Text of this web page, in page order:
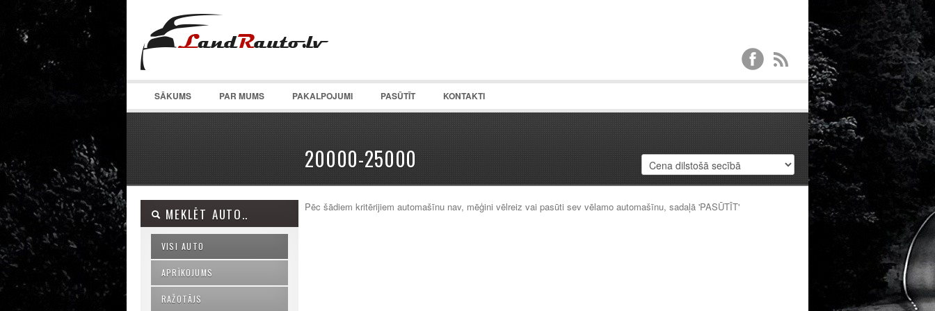
SĀKUMS PAR MUMS PAKALPOJUMI PASŪTĪT KONTAKTI
20000-25000
MEKLĒT AUTO..
VISI AUTO
APRĪKOJUMS
RAŽOTĀJS
Pēc šādiem kritērijiem automašīnu nav, mēģini vēlreiz vai pasūti sev vēlamo automašīnu, sadaļā 'PASŪTĪT'